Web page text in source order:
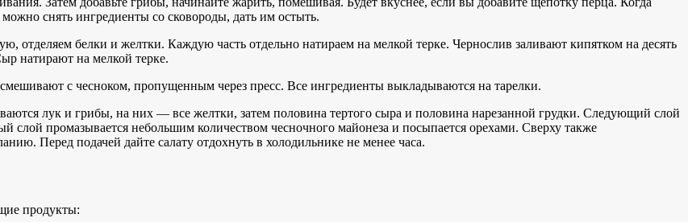
снять ингредиенты со сковороды, дать им остыть.
отделяем белки и желтки. Каждую часть отдельно натираем на мелкой терке. Чернослив заливают кипятком на десять
натирают на мелкой терке.
с чесноком, пропущенным через пресс. Все ингредиенты выкладываются на тарелки.
лук и грибы, на них — все желтки, затем половина тертого сыра и половина нарезанной грудки. Следующий слой
слой промазывается небольшим количеством чесночного майонеза и посыпается орехами. Сверху также
Перед подачей дайте салату отдохнуть в холодильнике не менее часа.
продукты: